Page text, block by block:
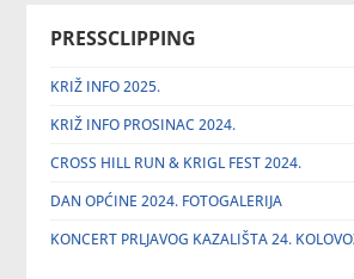
PRESSCLIPPING
KRIŽ INFO 2025.
KRIŽ INFO PROSINAC 2024.
CROSS HILL RUN & KRIGL FEST 2024.
DAN OPĆINE 2024. FOTOGALERIJA
KONCERT PRLJAVOG KAZALIŠTA 24.